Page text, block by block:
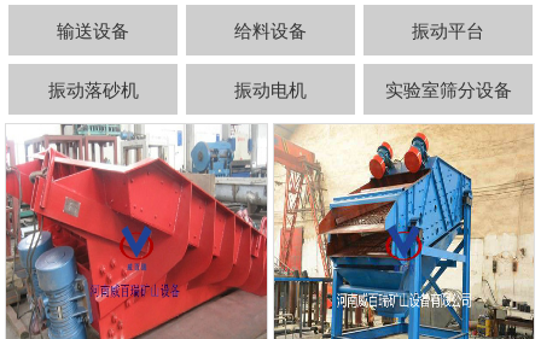
输送设备 给料设备 振动平台
振动落砂机 振动电机 实验室筛分设备